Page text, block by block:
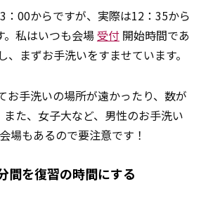
：00からですが、実際は12：35から
私はいつも会場 受付 開始時間であ
、まずお手洗いをすませています。
お手洗いの場所が遠かったり、数が
た、女子大など、男性のお手洗い
会場もあるので要注意です！
間を復習の時間にする